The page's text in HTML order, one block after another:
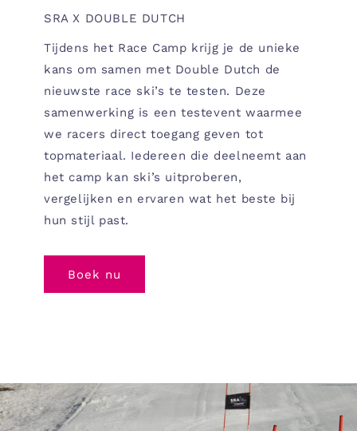
SRA X DOUBLE DUTCH
Tijdens het Race Camp krijg je de unieke
kans om samen met Double Dutch de
nieuwste race ski’s te testen. Deze
samenwerking is een testevent waarmee
we racers direct toegang geven tot
topmateriaal. Iedereen die deelneemt aan
het camp kan ski’s uitproberen,
vergelijken en ervaren wat het beste bij
hun stijl past.
Boek nu